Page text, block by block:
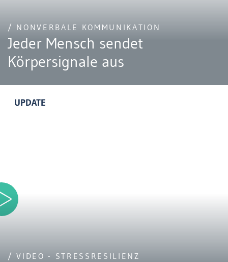
/ NONVERBALE KOMMUNIKATION
Jeder Mensch sendet
Körpersignale aus
UPDATE
/ VIDEO - STRESSRESILIENZ